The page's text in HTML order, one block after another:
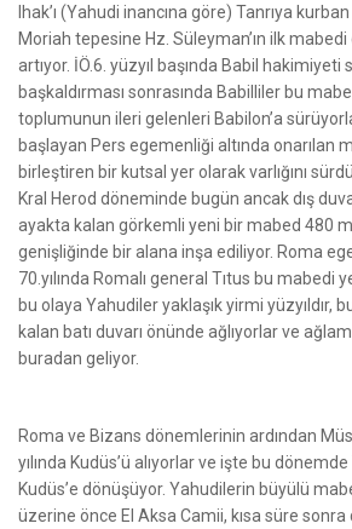
Ihak’ı (Yahudi inancına göre) Tanrıya
Moriah tepesine Hz. Süleyman’ın ilk
artıyor. İÖ.6. yüzyıl başında Babil hakimiyeti
başkaldırması sonrasında Babilliler bu
toplumunun ileri gelenleri Babilon’a
başlayan Pers egemenliği altında onarılan
birleştiren bir kutsal yer olarak varlığını
Kral Herod döneminde bugün ancak dış
ayakta kalan görkemli yeni bir mabed 480
genişliğinde bir alana inşa ediliyor. Roma
70.yılında Romalı general Tıtus bu mabedi
bu olaya Yahudiler yaklaşık yirmi yüzyıldır,
kalan batı duvarı önünde ağlıyorlar ve
buradan geliyor.
Roma ve Bizans dönemlerinin ardından
yılında Kudüs’ü alıyorlar ve işte bu
Kudüs’e dönüşüyor. Yahudilerin büyülü
üzerine önce El Aksa Camii, kısa süre